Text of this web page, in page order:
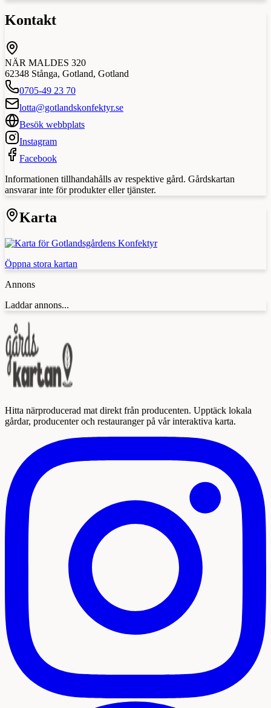
Kontakt
NÄR MALDES 320
62348 Stånga, Gotland, Gotland
0705-49 23 70
lotta@gotlandskonfektyr.se
Besök webbplats
Instagram
Facebook
Informationen tillhandahålls av respektive gård. Gårdskartan
ansvarar inte för produkter eller tjänster.
Karta
Öppna stora kartan
Annons
Laddar annons...
Hitta närproducerad mat direkt från producenten. Upptäck lokala
gårdar, producenter och restauranger på vår interaktiva karta.